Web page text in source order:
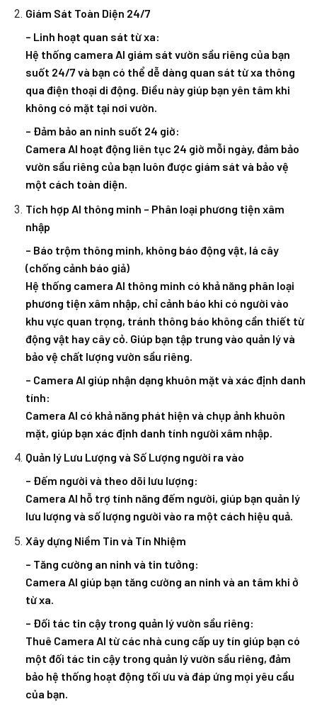
Giám Sát Toàn Diện 24/7
– Linh hoạt quan sát từ xa:
Hệ thống camera AI giám sát vườn sầu riêng của bạn
suốt 24/7 và bạn có thể dễ dàng quan sát từ xa thông
qua điện thoại di động. Điều này giúp bạn yên tâm khi
không có mặt tại nơi vườn.
– Đảm bảo an ninh suốt 24 giờ:
Camera AI hoạt động liên tục 24 giờ mỗi ngày, đảm bảo
vườn sầu riêng của bạn luôn được giám sát và bảo vệ
một cách toàn diện.
Tích hợp AI thông minh – Phân loại phương tiện xâm
nhập
– Báo trộm thông minh, không báo động vật, lá cây
(chống cảnh báo giả)
Hệ thống camera AI thông minh có khả năng phân loại
phương tiện xâm nhập, chỉ cảnh báo khi có người vào
khu vực quan trọng, tránh thông báo không cần thiết từ
động vật hay cây cỏ. Giúp bạn tập trung vào quản lý và
bảo vệ chất lượng vườn sầu riêng.
– Camera AI giúp nhận dạng khuôn mặt và xác định danh
tính:
Camera AI có khả năng phát hiện và chụp ảnh khuôn
mặt, giúp bạn xác định danh tính người xâm nhập.
Quản lý Lưu Lượng và Số Lượng người ra vào
– Đếm người và theo dõi lưu lượng:
Camera AI hỗ trợ tính năng đếm người, giúp bạn quản lý
lưu lượng và số lượng người vào ra một cách hiệu quả.
Xây dựng Niềm Tin và Tín Nhiệm
– Tăng cường an ninh và tin tưởng:
Camera AI giúp bạn tăng cường an ninh và an tâm khi ở
từ xa.
– Đối tác tin cậy trong quản lý vườn sầu riêng:
Thuê Camera AI từ các nhà cung cấp uy tín giúp bạn có
một đối tác tin cậy trong quản lý vườn sầu riêng, đảm
bảo hệ thống hoạt động tối ưu và đáp ứng mọi yêu cầu
của bạn.